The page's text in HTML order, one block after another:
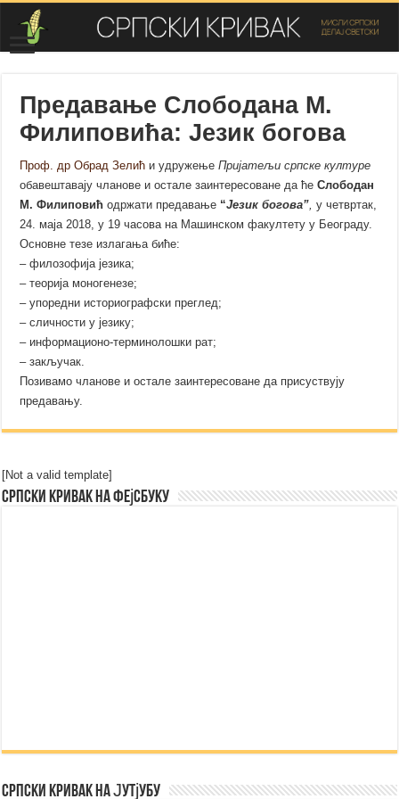
Предавање Слободана М.
Филиповића: Језик богова
Проф. др Обрад Зелић и удружењеПријатељи српске културе
обавештавају чланове и остале заинтересоване да ћеСлободан
М. Филиповић одржати предавање “Језик богова” у четвртак,
24. маја 2018, у 19 часова на Машинском факултету у Београду.
Основне тезе излагања биће:
– филозофија језика;
– теорија моногенезе;
– упоредни историографски преглед;
– сличности у језику;
– информационо-терминолошки рат;
– закључак.
Позивамо чланове и остале заинтересоване да присуствују
предавању.
[Not a valid template]
Српски Кривак на Фејсбуку
Српски Кривак на Јутјубу